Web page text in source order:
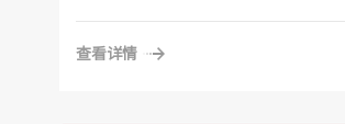
查看详情